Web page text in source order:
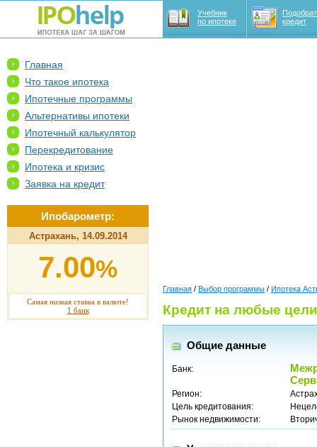
Учебник
по ипотеке
кредит
Главная
Что такое ипотека
Ипотечные программы
Альтернативы ипотеки
Ипотечный калькулятор
Перекредитование
Ипотека и кризис
Заявка на кредит
Ипобарометр:
Астрахань, 14.09.2014
7.00%
Самая низкая ставка в валюте!
1 банк
Главная / Выбор программы / Ипотека
Кредит на любые цели
Общие данные
Банк:
Регион:
Цель кредитования:
Рынок недвижимости: